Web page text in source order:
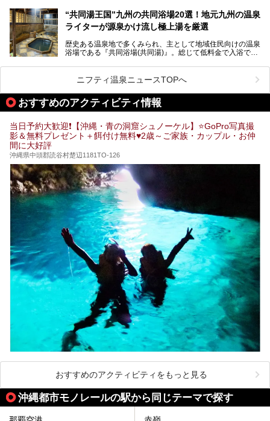
そこで日本各地にある「難読温泉地」を、地域ごとにクイズ
形式でご紹介。第５回目(最終回)である今回は、九州地方の
難読温泉地をピックアップしました。
いくつ読めるか、ぜひチャレンジしてみて下さいね！
“共同湯王国”九州の共同浴場20選！地元九州の温泉
ライターが源泉かけ流し極上湯を厳選
歴史ある温泉地で多くみられ、主として地域住民向けの温泉
浴場である『共同浴場(共同湯)』。総じて低料金で入浴で
特徴です。
共同浴場は全国各地の温泉地にありますが、特に九州地方は
共同湯文化が古くから発展し、質・量ともに大変充実。九州
は“共同湯王国”といっても決して過言では無いでしょう。
今回は地元在住の九州の温泉ライターである筆者が過去入浴
した中から、源泉かけ流しと泉質の良さにこだわって九州の
めぐりの参考にされてみて下さい！
ニフティ温泉ニュースTOPへ
おすすめのアクティビティ情報
当日予約大歓迎❗【沖縄・青の洞窟シュノーケル】⭐GoPro写真撮
影＆無料プレゼント＋餌付け無料♥️2歳～ご家族・カップル・お仲
間に大好評
沖縄県中頭郡読谷村楚辺1181TO-126
おすすめのアクティビティをもっと見る
沖縄都市モノレールの駅から同じテーマで探す